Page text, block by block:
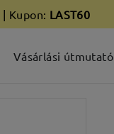
| Kupon: LAST60
Vásárlási útmutató